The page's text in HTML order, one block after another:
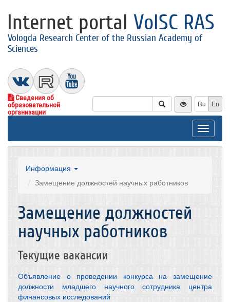
Internet portal VolSC RAS
Vologda Research Center of the Russian Academy of
Sciences
Сведения об
образовательной
организации
Ru En
Toggle
Информация
Замещение должностей научных работников
Замещение должностей
научных работников
Текущие вакансии
Объявление о проведении конкурса на замещение
должности младшего научного сотрудника центра
финансовых исследований